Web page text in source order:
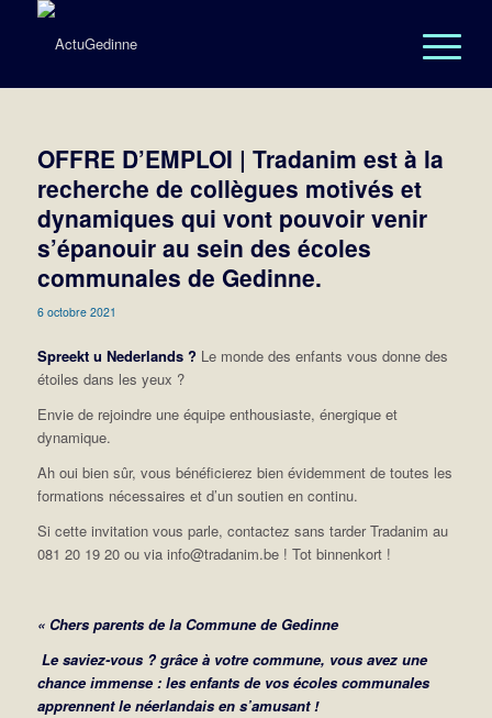
OFFRE D’EMPLOI | Tradanim est à la
recherche de collègues motivés et
dynamiques qui vont pouvoir venir
s’épanouir au sein des écoles
communales de Gedinne.
6 octobre 2021
Spreekt u Nederlands ? Le monde des enfants vous donne des
étoiles dans les yeux ?
Envie de rejoindre une équipe enthousiaste, énergique et
dynamique.
Ah oui bien sûr, vous bénéficierez bien évidemment de toutes les
formations nécessaires et d’un soutien en continu.
Si cette invitation vous parle, contactez sans tarder Tradanim au
081 20 19 20 ou via info@tradanim.be ! Tot binnenkort !
« Chers parents de la Commune de Gedinne
Le saviez-vous ? grâce à votre commune, vous avez une
chance immense : les enfants de vos écoles communales
apprennent le néerlandais en s’amusant !